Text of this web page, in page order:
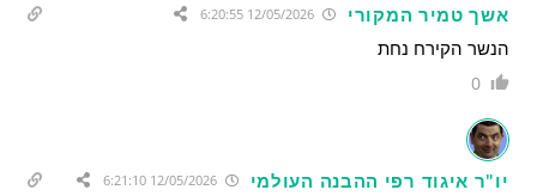
אשך טמיר המקורי
הנשר הקירח נחת
0
יו"ר איגוד רפי ההבנה העולמי 12/05/2026 6:21:10